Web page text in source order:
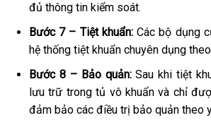
đủ thông tin kiểm soát.
Bước 7 – Tiệt khuẩn:Các bộ dụng
hệ thống tiệt khuẩn chuyên dụng
Bước 8 – Bảo quản:Sau khi tiệt
lưu trữ trong tủ vô khuẩn và chỉ
đảm bảo các điều trị bảo quản theo